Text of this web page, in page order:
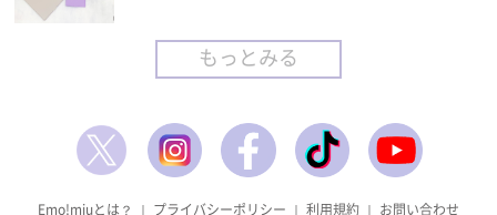
もっとみる
Emo!miuとは？ ｜ プライバシーポリシー ｜ 利用規約 ｜ お問い合わせ